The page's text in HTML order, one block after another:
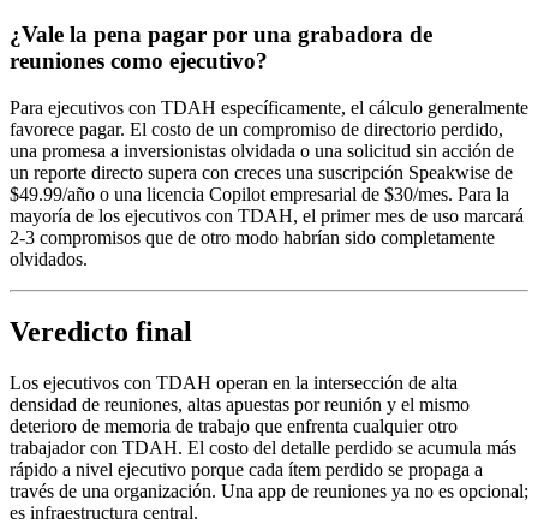
¿Vale la pena pagar por una grabadora de
reuniones como ejecutivo?
Para ejecutivos con TDAH específicamente, el cálculo generalmente
favorece pagar. El costo de un compromiso de directorio perdido,
una promesa a inversionistas olvidada o una solicitud sin acción de
un reporte directo supera con creces una suscripción Speakwise de
$49.99/año o una licencia Copilot empresarial de $30/mes. Para la
mayoría de los ejecutivos con TDAH, el primer mes de uso marcará
2-3 compromisos que de otro modo habrían sido completamente
olvidados.
Veredicto final
Los ejecutivos con TDAH operan en la intersección de alta
densidad de reuniones, altas apuestas por reunión y el mismo
deterioro de memoria de trabajo que enfrenta cualquier otro
trabajador con TDAH. El costo del detalle perdido se acumula más
rápido a nivel ejecutivo porque cada ítem perdido se propaga a
través de una organización. Una app de reuniones ya no es opcional;
es infraestructura central.